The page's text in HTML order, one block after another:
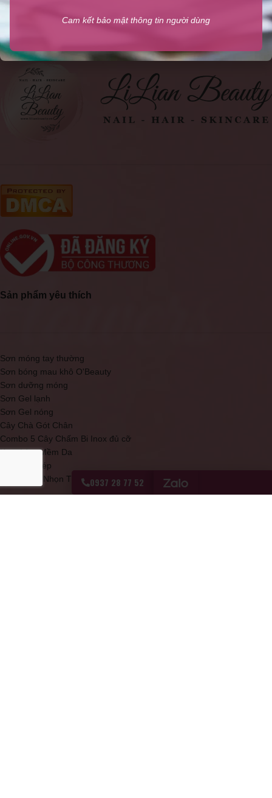
tóc, Mỹ phẩm
Sản phẩm yêu thích
Sơn móng tay thường
Sơn bóng mau khô O'Beauty
Sơn dưỡng móng
Sơn Gel lạnh
Sơn Gel nóng
Cây Chà Gót Chân
Combo 5 Cây Chấm Bi Inox đủ cỡ
Kem Làm Mềm Da
Kềm mạ thép
Móng Que Nhọn Tập Sơn0937 28 77 52
Cam kết bảo mật thông tin người dùng